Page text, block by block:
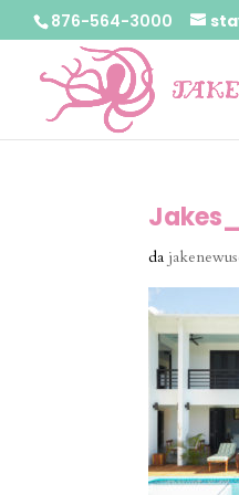
876-564-3000
da